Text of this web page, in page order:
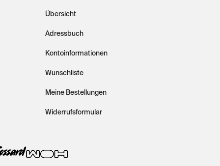
Übersicht
Adressbuch
Kontoinformationen
Wunschliste
Meine Bestellungen
Widerrufsformular